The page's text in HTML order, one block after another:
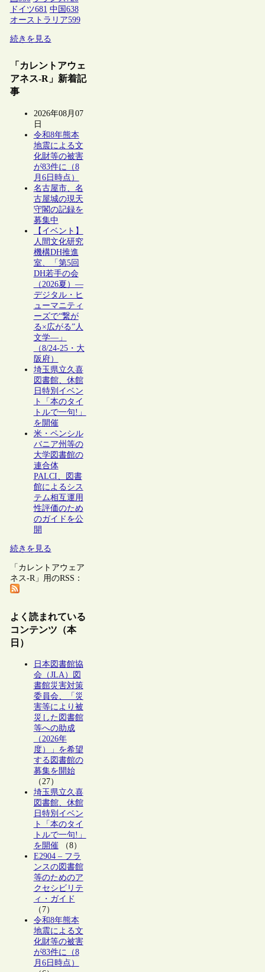
ドイツ681 中国 638
オーストラリア599
続きを見る
「カレントアウェ
アネス-R」新着記
事
2026年08月07
日
令和8年熊本
地震による文
化財等の被害
が83件に（8
月6日時点）
名古屋市、名
古屋城の現天
守閣の記録を
募集中
【イベント】
人間文化研究
機構DH推進
室、「第5回
DH若手の会
（2026夏）―
デジタル・ヒ
ューマニティ
ーズで“繋が
る×広がる”人
文学―」
（8/24-25・大
阪府）
埼玉県立久喜
図書館、休館
日特別イベン
ト「本のタイ
トルで一句!」
を開催
米・ペンシル
バニア州等の
大学図書館の
連合体
PALCI、図書
館によるシス
テム相互運用
性評価のため
のガイドを公
開
続きを見る
「カレントアウェア
ネス-R」用のRSS：
よく読まれている
コンテンツ（本
日）
日本図書館協
会（JLA）図
書館災害対策
委員会、「災
害等により被
災した図書館
等への助成
（2026年
度）」を希望
する図書館の
募集を開始
（27）
埼玉県立久喜
図書館、休館
日特別イベン
ト「本のタイ
トルで一句!」
を開催（8）
E2904 – フラ
ンスの図書館
等のためのア
クセシビリテ
ィ・ガイド
（7）
令和8年熊本
地震による文
化財等の被害
が83件に（8
月6日時点）